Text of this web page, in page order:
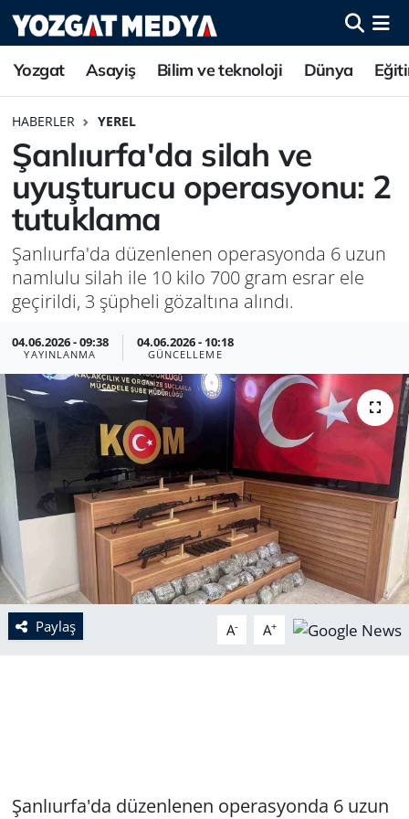
Yozgat Asayiş Bilim ve teknoloji Dünya
HABERLER YEREL
Şanlıurfa'da silah ve
uyuşturucu operasyonu: 2
tutuklama
Şanlıurfa'da düzenlenen operasyonda 6 uzun
namlulu silah ile 10 kilo 700 gram esrar ele
geçirildi, 3 şüpheli gözaltına alındı.
04.06.2026 - 09:38
YAYINLANMA
04.06.2026 - 10:18
GÜNCELLEME
Paylaş A- A+
Şanlıurfa'da düzenlenen operasyonda 6 uzun